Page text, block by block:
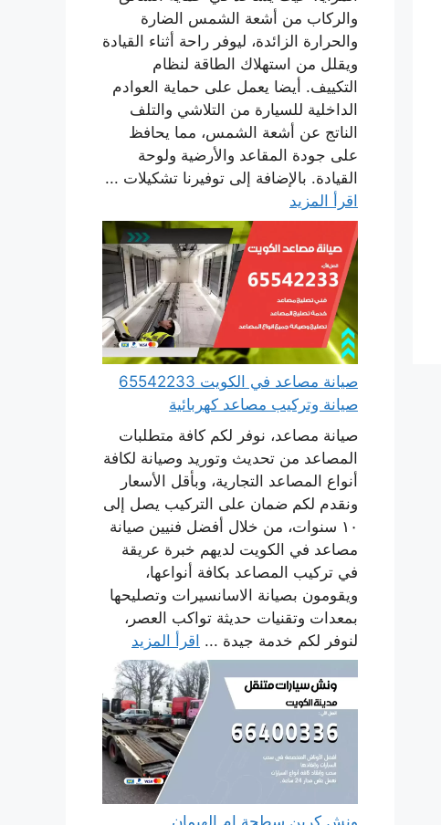
والركاب من أشعة الشمس الضارة
والحرارة الزائدة، ليوفر راحة أثناء القيادة
ويقلل من استهلاك الطاقة لنظام
التكييف. أيضا يعمل على حماية العوادم
الداخلية للسيارة من التلاشي والتلف
الناتج عن أشعة الشمس، مما يحافظ
على جودة المقاعد والأرضية ولوحة
القيادة. بالإضافة إلى توفيرنا تشكيلات ...
اقرأ المزيد
صيانة مصاعد في الكويت 65542233
صيانة وتركيب مصاعد كهربائية
صيانة مصاعد، نوفر لكم كافة متطلبات
المصاعد من تحديث وتوريد وصيانة لكافة
أنواع المصاعد التجارية، وبأقل الأسعار
ونقدم لكم ضمان على التركيب يصل إلى
١٠ سنوات، من خلال أفضل فنيين صيانة
مصاعد في الكويت لديهم خبرة عريقة
في تركيب المصاعد بكافة أنواعها،
ويقومون بصيانة الاسانسيرات وتصليحها
بمعدات وتقنيات حديثة تواكب العصر،
لنوفر لكم خدمة جيدة ... اقرأ المزيد
ونش كرين سطحة ام الهيمان